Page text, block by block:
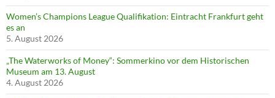
Women’s Champions League Qualifikation: Eintracht Frankfurt geht
es an
5. August 2026
„The Waterworks of Money“: Sommerkino vor dem Historischen
Museum am 13. August
4. August 2026